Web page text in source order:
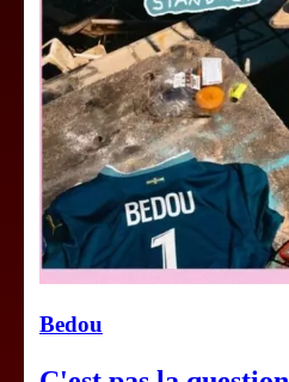
Bedou